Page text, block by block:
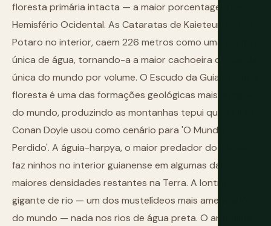
floresta primária intacta — a maior porcentagem no
Hemisfério Ocidental. As Cataratas de Kaieteur, no Rio
Potaro no interior, caem 226 metros como uma cortina
única de água, tornando-a a maior cachoeira de queda
única do mundo por volume. O Escudo da Guiana sob a
floresta é uma das formações geológicas mais antigas
do mundo, produzindo as montanhas tepui que Arthur
Conan Doyle usou como cenário para 'O Mundo
Perdido'. A águia-harpya, o maior predador do mundo,
faz ninhos no interior guianense em algumas das
maiores densidades restantes na Terra. A lontra
gigante de rio — um dos mustelídeos mais ameaçados
do mundo — nada nos rios de água preta. O arapaima,